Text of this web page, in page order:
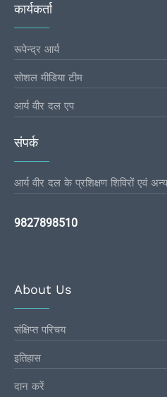
कार्यकर्ता
रूपेन्द्र आर्य
सोशल मीडिया टीम
आर्य वीर दल एप
संपर्क
आर्य वीर दल के प्रशिक्षण शिविरों एवं
9827898510
About Us
संक्षिप्त परिचय
इतिहास
दान करें